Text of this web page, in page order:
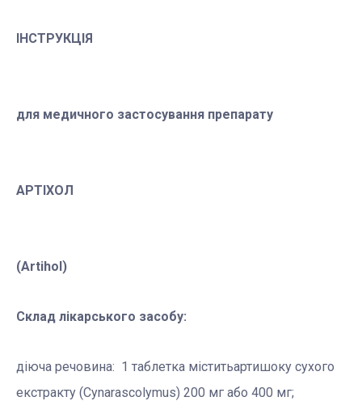
ІНСТРУКЦІЯ
для медичного застосування препарату
АРТІХОЛ
(Artihol)
Склад лікарського засобу:
діюча речовина: 1 таблетка міститьартишоку сухого
екстракту (Cynarascolymus) 200 мг або 400 мг;